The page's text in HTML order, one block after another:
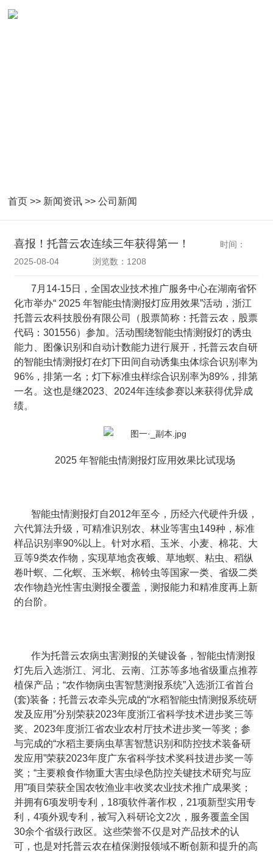
首页 >> 新闻资讯 >>公司新闻
喜报！托普云农连续三年获得第一！
时间：
2025-08-04
浏览数：1208
7月14-15日，全国农业技术推广服务中心在湖南省怀
化市举办“ 2025 年智能虫情测报灯应用效果”活动，浙江
托普云农科技股份有限公司（股票简称：托普云农，股票
代码：301556）参加。活动围绕智能虫情测报灯的诱虫
能力、图像识别和自动计数能力进行展开，托普云农自研
的智能虫情测报灯在灯下田间自动诱集虫体综合识别率为
96%，排第一名；灯下标准虫样综合识别率为89%，排第
一名。这也是继2023、2024年连续参赛以来获得优异成
绩。
2025 年智能虫情测报灯应用效果比试现场
智能虫情测报灯自2012年至今，历经六代硬件升级，
六代算法升级，可精准识别农、林业等害虫149种，标准
样品识别率90%以上。针对水稻、玉米、小麦、棉花、大
豆等9类农作物，实现草地贪夜蛾、草地螟、粘虫、稻纵
卷叶螟、二化螟、玉米螟、棉铃虫等国家一类、省级二类
农作物趋光性害虫测报全覆盖，测报能力和精准度再上新
的台阶。
作为托普云农病虫害测报的关键设备，智能虫情测报
灯先后入选浙江、河北、云南、江苏等多地省级重点推荐
植保产品；“农作物病虫害智慧测报系统”入选浙江省首台
(套)装备；托普云农牵头完成的“水稻智能虫情测报系统研
发及应用”分别荣获2023年度浙江省科学技术进步奖三等
奖、2023年度浙江省农业农村厅技术进步奖一等奖；参
与完成的“水稻主要病虫草害智慧识别和防控技术装备研
发应用”荣获2023年度广东省科学技术奖科技进步奖一等
奖；“主要粮食作物重大害虫绿色防控关键技术研究与应
用”项目荣获全国农牧渔业丰收奖农业技术推广成果奖；
并拥有6项发明专利，18项软件著作权，21项新型实用专
利，4项外观专利，被写入科研论文2次，服务覆盖全国
30余个省级行政区。这些荣誉不仅是对产品技术的认
可，也是对托普云农在植保测报领域不断创新和提升的高